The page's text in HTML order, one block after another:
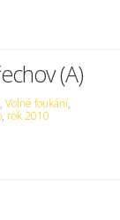
(A)
,Volné foukání,
, rok 2010